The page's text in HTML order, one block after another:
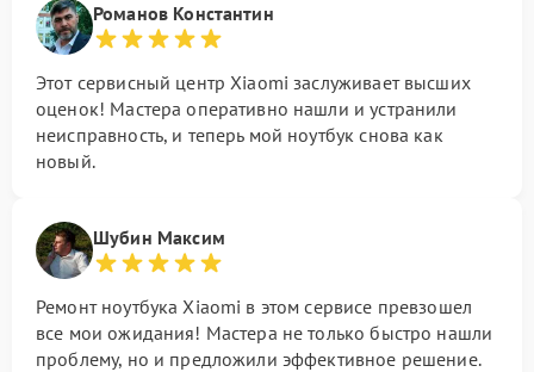
Романов Константин
Этот сервисный центр Xiaomi заслуживает высших
оценок! Мастера оперативно нашли и устранили
неисправность, и теперь мой ноутбук снова как
новый.
Шубин Максим
Ремонт ноутбука Xiaomi в этом сервисе превзошел
все мои ожидания! Мастера не только быстро нашли
проблему, но и предложили эффективное решение.